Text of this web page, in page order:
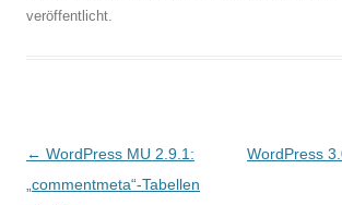
veröffentlicht.
Beitragsnavigation
← WordPress MU 2.9.1:
„commentmeta“-Tabellen
WordPress